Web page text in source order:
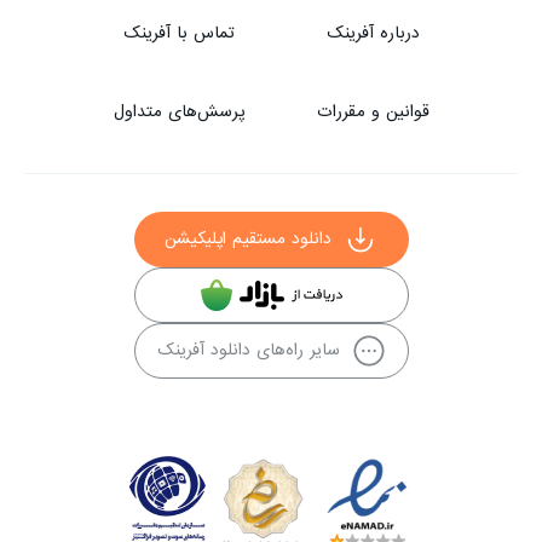
درباره آفرینک تماس با آفرینک
قوانین و مقررات پرسش‌های متداول
دانلود مستقیم اپلیکیشن
سایر راه‌های دانلود آفرینک